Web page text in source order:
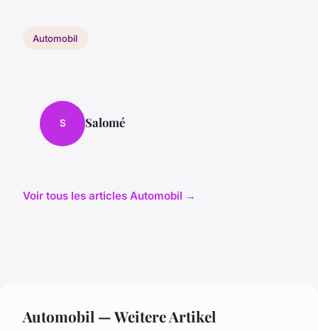
Automobil
S Salomé
Voir tous les articles Automobil →
Automobil — Weitere Artikel